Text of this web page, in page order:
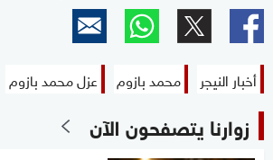
أخبار النيجر محمد بازوم عزل محمد بازوم
زوارنا يتصفحون الآن